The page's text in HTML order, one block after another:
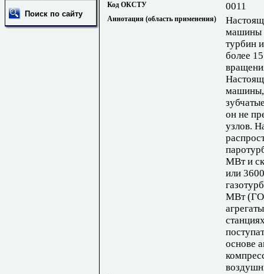
Поиск по сайту
Код ОКСТУ 0011
Аннотация (область применения)
машины
турбин
более
машины,
он не
узлов.
МВт и
или
МВт
основе